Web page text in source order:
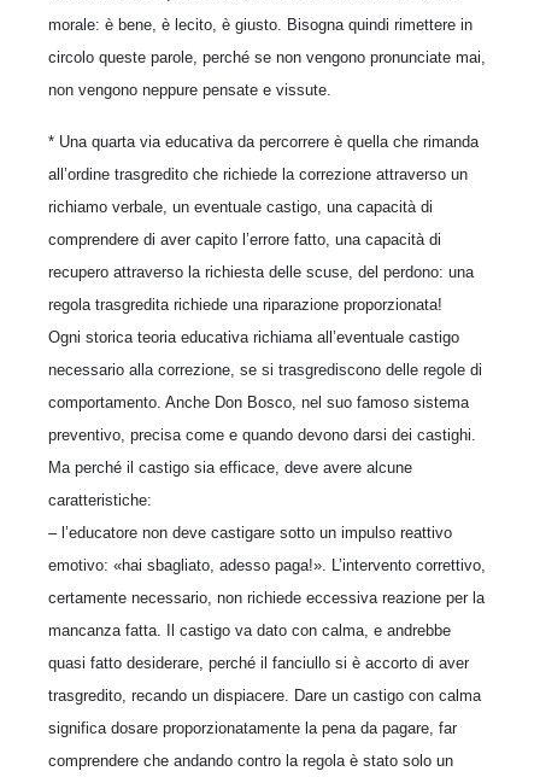
morale: è bene, è lecito, è giusto. Bisogna quindi rimettere in
circolo queste parole, perché se non vengono pronunciate mai,
non vengono neppure pensate e vissute.
* Una quarta via educativa da percorrere è quella che rimanda
all’ordine trasgredito che richiede la correzione attraverso un
richiamo verbale, un eventuale castigo, una capacità di
comprendere di aver capito l’errore fatto, una capacità di
recupero attraverso la richiesta delle scuse, del perdono: una
regola trasgredita richiede una riparazione proporzionata!
Ogni storica teoria educativa richiama all’eventuale castigo
necessario alla correzione, se si trasgrediscono delle regole di
comportamento. Anche Don Bosco, nel suo famoso sistema
preventivo, precisa come e quando devono darsi dei castighi.
Ma perché il castigo sia efficace, deve avere alcune
caratteristiche:
– l’educatore non deve castigare sotto un impulso reattivo
emotivo: «hai sbagliato, adesso paga!». L’intervento correttivo,
certamente necessario, non richiede eccessiva reazione per la
mancanza fatta. Il castigo va dato con calma, e andrebbe
quasi fatto desiderare, perché il fanciullo si è accorto di aver
trasgredito, recando un dispiacere. Dare un castigo con calma
significa dosare proporzionatamente la pena da pagare, far
comprendere che andando contro la regola è stato solo un